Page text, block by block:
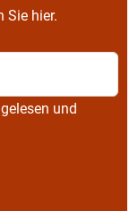
Sie hier.
gelesen und